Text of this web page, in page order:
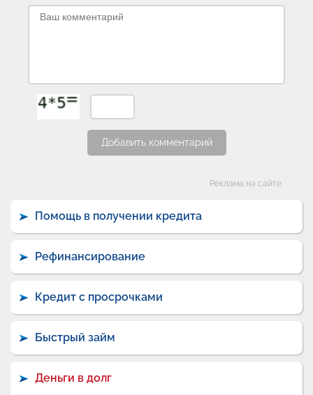
Добавить комментарий
Реклама на сайте
Помощь в получении кредита
Рефинансирование
Кредит с просрочками
Быстрый займ
Деньги в долг